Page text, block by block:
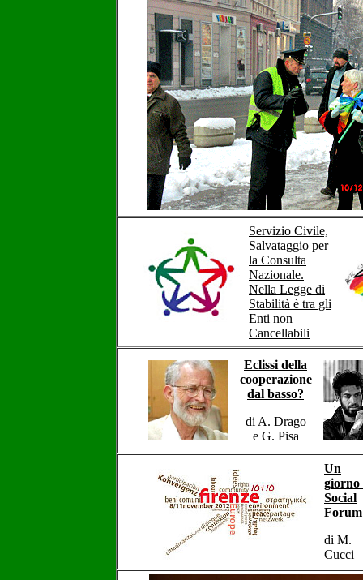
Servizio Civile,
Salvataggio per
la Consulta
Nazionale.
Nella Legge di
Stabilità è tra gli
Enti non
Cancellabili
Eclissi della
cooperazione
dal basso?
di A. Drago
e G. Pisa
Un
giorno
Social
Forum
di M.
Cucci